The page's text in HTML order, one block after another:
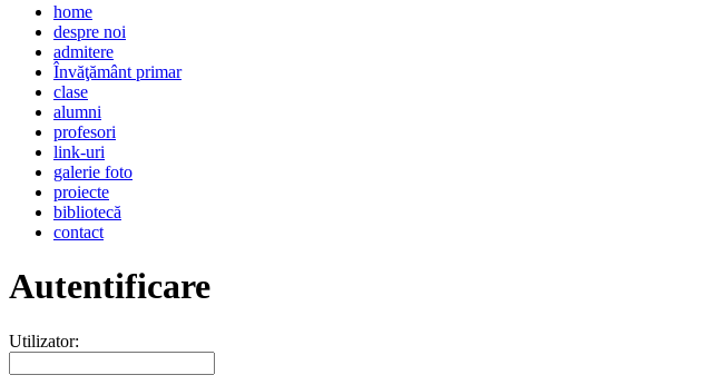
home
despre noi
admitere
Învăţământ primar
clase
alumni
profesori
link-uri
galerie foto
proiecte
bibliotecă
contact
Autentificare
Utilizator: